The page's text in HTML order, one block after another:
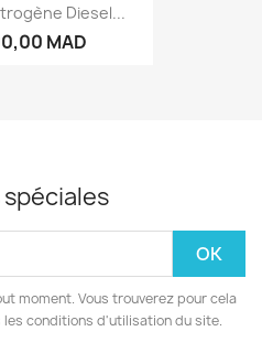
Diesel...
MAD
moment. Vous trouverez pour cela
conditions d'utilisation du site.